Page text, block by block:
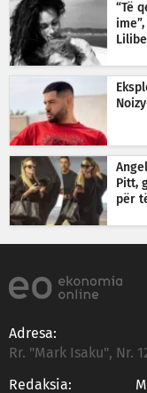
“Të
Pitt,
për
Adresa:
Rr. "Mark Isaku", Nr.
Redaksia: